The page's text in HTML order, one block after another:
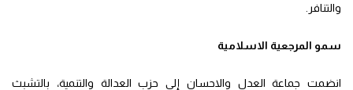
والتنافر.
سمو المرجعية الاسلامية
انضمت جماعة العدل والاحسان إلى حزب العدالة والتنمية، بالتشبث